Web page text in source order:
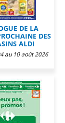
DE LA
DES
ALDI
au 10 août 2026